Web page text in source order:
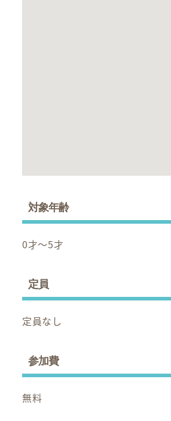
対象年齢
0才～5才
定員
定員なし
参加費
無料